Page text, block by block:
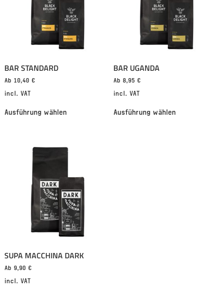
BAR STANDARD
Ab 10,40 €
incl. VAT
Ausführung wählen
BAR UGANDA
Ab 8,95 €
incl. VAT
Ausführung wählen
SUPA MACCHINA DARK
Ab 9,90 €
incl. VAT